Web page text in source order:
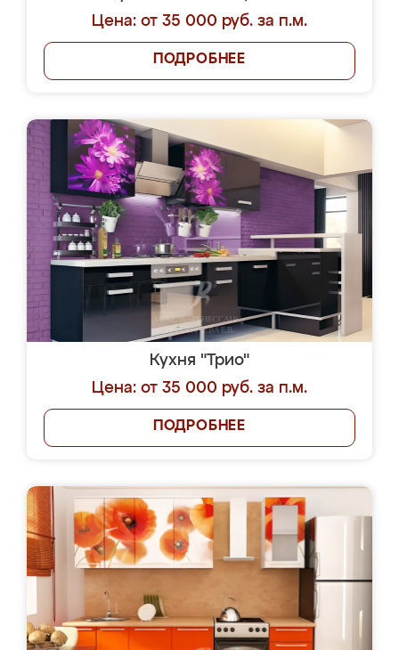
Цена: от 35 000 руб. за п.м.
ПОДРОБНЕЕ
Кухня "Трио"
Цена: от 35 000 руб. за п.м.
ПОДРОБНЕЕ